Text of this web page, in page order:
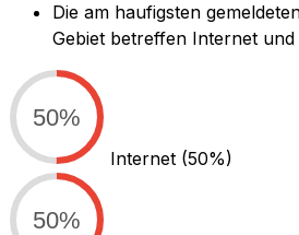
Die am haufigsten
Gebiet betreffen Internet
50%
Internet (50%)
50%